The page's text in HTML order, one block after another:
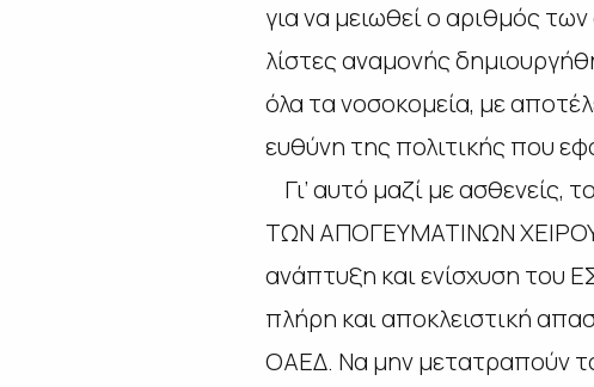
για να μειωθεί ο αριθμός
λίστες αναμονής
όλα τα νοσοκομεία, με
ευθύνη της πολιτικής που
Γι’ αυτό μαζί με
ΤΩΝ ΑΠΟΓΕΥΜΑΤΙΝΩΝ
ανάπτυξη και ενίσχυση του
πλήρη και αποκλειστική
ΟΑΕΔ. Να μην μετατραπούν τα